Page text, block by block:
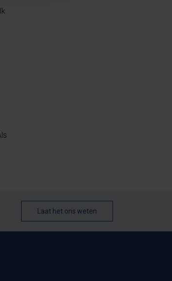
Laat het ons weten